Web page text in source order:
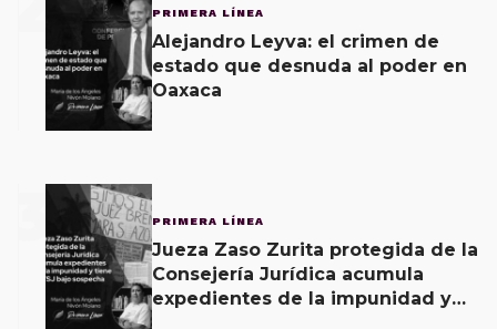
PRIMERA LÍNEA
Alejandro Leyva: el crimen de
estado que desnuda al poder en
Oaxaca
3 PRIMERA LÍNEA
Jueza Zaso Zurita protegida de la
Consejería Jurídica acumula
expedientes de la impunidad y